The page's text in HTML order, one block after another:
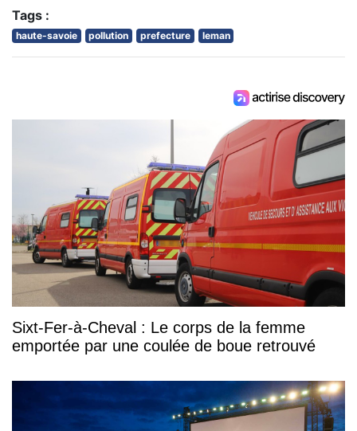
Tags :
haute-savoie pollution prefecture leman
Sixt-Fer-à-Cheval : Le corps de la femme
emportée par une coulée de boue retrouvé